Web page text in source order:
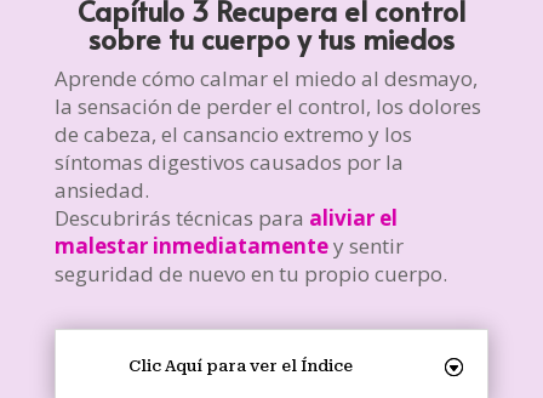
Capítulo 3 Recupera el control
sobre tu cuerpo y tus miedos
Aprende cómo calmar el miedo al desmayo,
la sensación de perder el control, los dolores
de cabeza, el cansancio extremo y los
síntomas digestivos causados por la
ansiedad.
Descubrirás técnicas para aliviar el
malestar inmediatamentey sentir
seguridad de nuevo en tu propio cuerpo.
Clic Aquí para ver el Índice